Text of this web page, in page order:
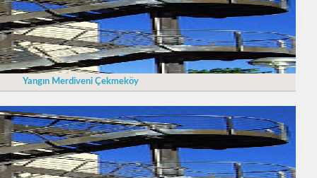
Yangın Merdiveni Çekmeköy